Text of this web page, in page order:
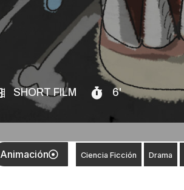
SHORT FILM 6'
Animación Ciencia Ficción Drama